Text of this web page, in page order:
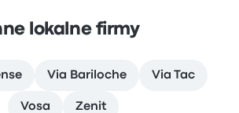
lokalne firmy
Via Bariloche Via Tac
Vosa Zenit